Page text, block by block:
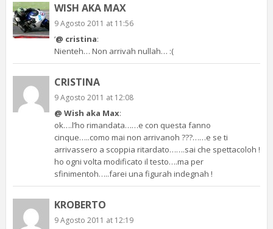
WISH AKA MAX
9 Agosto 2011 at 11:56
‘@ cristina:
Nienteh… Non arrivah nullah… :(
CRISTINA
9 Agosto 2011 at 12:08
@ Wish aka Max:
ok….l’ho rimandata……e con questa fanno
cinque…..como mai non arrivanoh ???……e se ti
arrivassero a scoppia ritardato…….sai che spettacoloh !
ho ogni volta modificato il testo….ma per
sfinimentoh…..farei una figurah indegnah !
KROBERTO
9 Agosto 2011 at 12:19